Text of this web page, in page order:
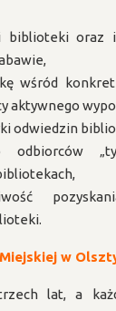
biblioteki oraz
wśród
aktywnego
odwiedzin
odbiorców
w
lat, a